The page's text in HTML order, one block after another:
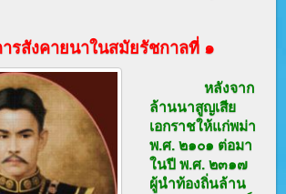
ารสังคายนาในสมัยรัชกาลที่ ๑
หลังจาก
ล้านนาสูญเสีย
เอกราชให้แก่พม่า
พ.ศ. ๒๑๐๑ ต่อมา
ในปี พ.ศ. ๒๓๑๗
ผู้นำท้องถิ่นล้าน